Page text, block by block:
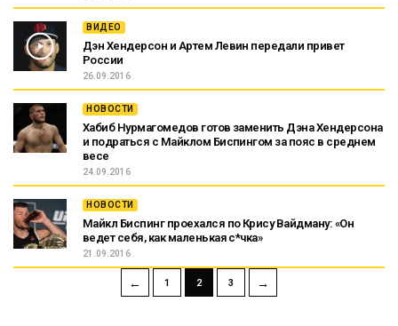
ВИДЕО
Дэн Хендерсон и Артем Левин передали привет
России
26.09.2016
НОВОСТИ
Хабиб Нурмагомедов готов заменить Дэна Хендерсона
и подраться с Майклом Биспингом за пояс в среднем
весе
24.09.2016
НОВОСТИ
Майкл Биспинг проехался по Крису Вайдману: «Он
ведет себя, как маленькая с*чка»
21.09.2016
← 1 2 3 →